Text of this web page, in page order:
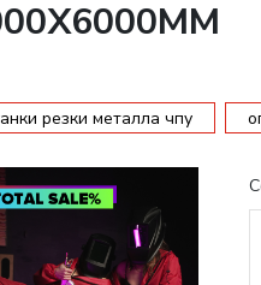
резки металла чпу